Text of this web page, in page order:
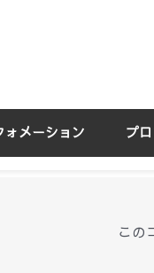
ォメーション プ
この